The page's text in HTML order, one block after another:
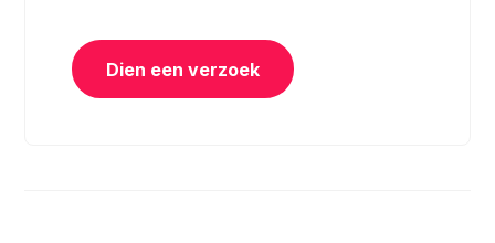
Dien een verzoek